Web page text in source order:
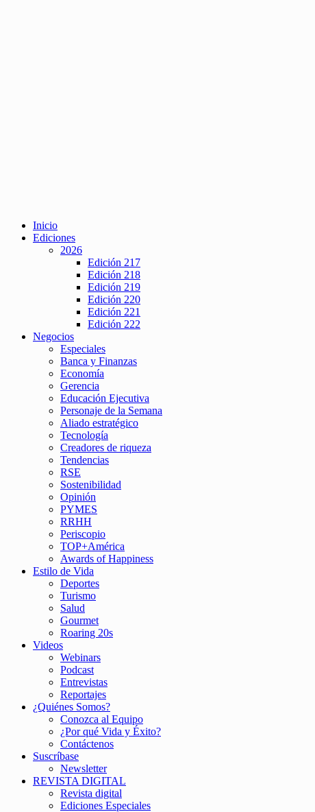
Inicio
Ediciones
2026
Edición 217
Edición 218
Edición 219
Edición 220
Edición 221
Edición 222
Negocios
Especiales
Banca y Finanzas
Economía
Gerencia
Educación Ejecutiva
Personaje de la Semana
Aliado estratégico
Tecnología
Creadores de riqueza
Tendencias
RSE
Sostenibilidad
Opinión
PYMES
RRHH
Periscopio
TOP+América
Awards of Happiness
Estilo de Vida
Deportes
Turismo
Salud
Gourmet
Roaring 20s
Videos
Webinars
Podcast
Entrevistas
Reportajes
¿Quiénes Somos?
Conozca al Equipo
¿Por qué Vida y Éxito?
Contáctenos
Suscríbase
Newsletter
REVISTA DIGITAL
Revista digital
Ediciones Especiales